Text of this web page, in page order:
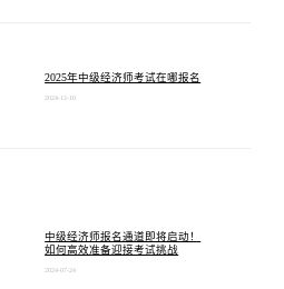
2025年中级经济师考试在哪报名
2024-12-10
中级经济师报名通道即将启动！
如何高效准备迎接考试挑战
2024-07-24